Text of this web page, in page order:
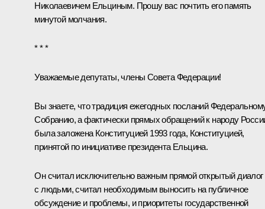
Николаевичем Ельциным. Прошу вас почтить его память
минутой молчания.
* * *
Уважаемые депутаты, члены Совета Федерации!
Вы знаете, что традиция ежегодных посланий
Собранию, а фактически прямых обращений к народу
была заложена Конституцией 1993 года, Конституцией,
принятой по инициативе президента Ельцина.
Он считал исключительно важным прямой открытый диалог
с людьми, считал необходимым выносить на публичное
обсуждение и проблемы, и приоритеты государственной